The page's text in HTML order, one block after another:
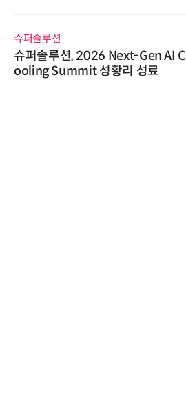
슈퍼솔루션
슈퍼솔루션, 2026 Next-Gen AI C
ooling Summit 성황리 성료